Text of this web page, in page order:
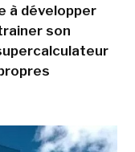
à développer
son